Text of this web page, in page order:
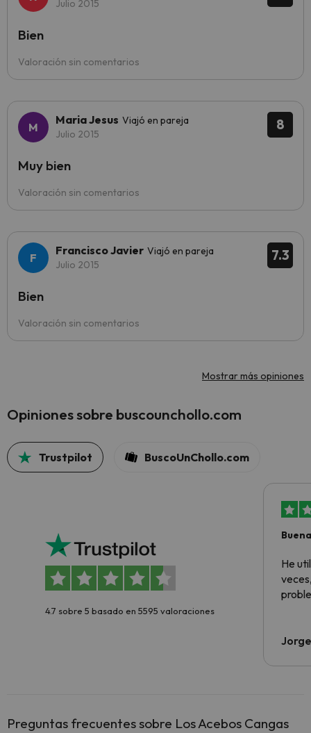
Julio 2015
Valoración sin comentarios
Bien
8
Maria Jesus Viajó en pareja
Julio 2015
Valoración sin comentarios
Muy bien
7.3
Francisco Javier Viajó en pareja
Julio 2015
Valoración sin comentarios
Bien
Mostrar más opiniones
Opiniones sobre buscounchollo.com
Trustpilot BuscoUnChollo.com
4.7 sobre 5 basado en 5595 valoraciones
He
Preguntas frecuentes sobre Los Acebos Cangas